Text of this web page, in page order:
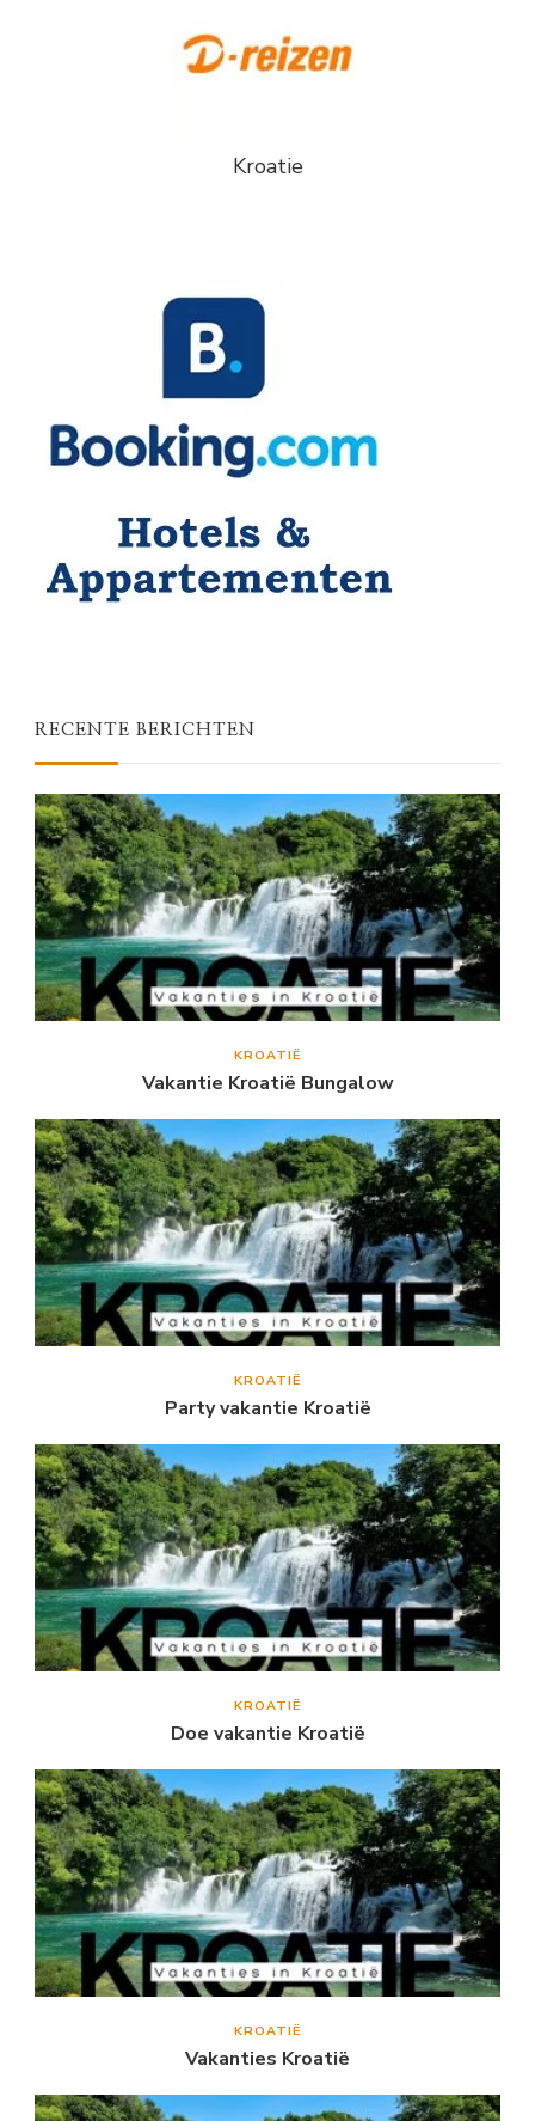
Kroatie
RECENTE BERICHTEN
KROATIË
Vakantie Kroatië Bungalow
KROATIË
Party vakantie Kroatië
KROATIË
Doe vakantie Kroatië
KROATIË
Vakanties Kroatië